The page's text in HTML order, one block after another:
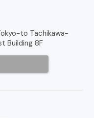
to Tachikawa-
Building 8F